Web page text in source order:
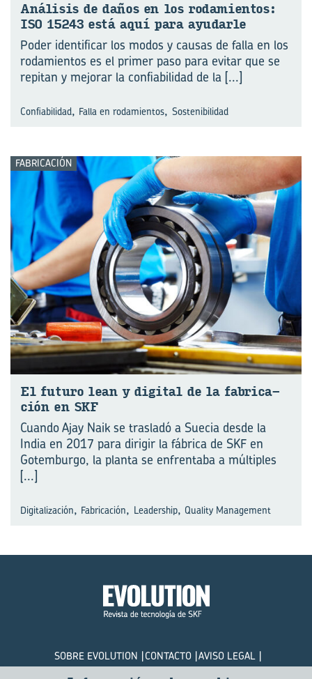
Aná­li­sis de daños en los ro­da­mien­tos:
ISO 15243 está aquí para ayu­dar­le
Poder identificar los modos y causas de falla en los
rodamientos es el primer paso para evitar que se
repitan y mejorar la confiabilidad de la [...]
Confiabilidad, Falla en rodamientos, Sostenibilidad
FABRICACIÓN
El fu­tu­ro lean y di­gi­tal de la fa­bri­ca­
ción en SKF
Cuando Ajay Naik se trasladó a Suecia desde la
India en 2017 para dirigir la fábrica de SKF en
Gotemburgo, la planta se enfrentaba a múltiples
[...]
Digitalización, Fabricación, Leadership, Quality Management
SOBRE EVOLUTION CONTACTO AVISO LEGAL
POLÍTICA DE PRIVACIDAD